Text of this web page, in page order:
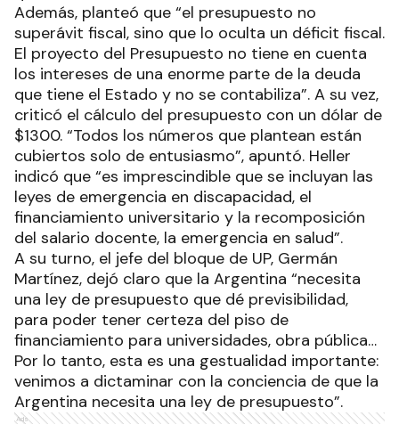
Además, planteó que “el presupuesto no
superávit fiscal, sino que lo oculta un déficit fiscal.
El proyecto del Presupuesto no tiene en cuenta
los intereses de una enorme parte de la deuda
que tiene el Estado y no se contabiliza”. A su vez,
criticó el cálculo del presupuesto con un dólar de
$1300. “Todos los números que plantean están
cubiertos solo de entusiasmo”, apuntó. Heller
indicó que “es imprescindible que se incluyan las
leyes de emergencia en discapacidad, el
financiamiento universitario y la recomposición
del salario docente, la emergencia en salud”.
A su turno, el jefe del bloque de UP, Germán
Martínez, dejó claro que la Argentina “necesita
una ley de presupuesto que dé previsibilidad,
para poder tener certeza del piso de
financiamiento para universidades, obra pública…
Por lo tanto, esta es una gestualidad importante:
venimos a dictaminar con la conciencia de que la
Argentina necesita una ley de presupuesto”.
Ads